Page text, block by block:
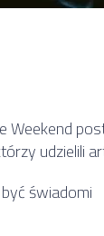
Weekend
udzielili
świadomi